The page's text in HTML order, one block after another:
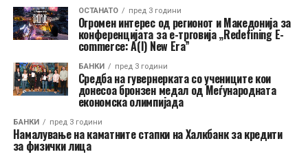
ОСТАНАТО пред 3 години
Огромен интерес од регионот и Македонија за
конференцијата за е-трговија „Redefining E-
commerce: A(I) New Era”
БАНКИ пред 3 години
Средба на гувернерката со учениците кои
донесоа бронзен медал од Меѓународната
економска олимпијада
БАНКИ пред 3 години
Намалување на каматните стапки на Халкбанк за кредити
за физички лица